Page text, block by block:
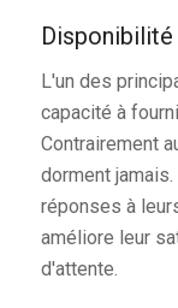
L'un des
capacité à
Contrairement
dorment
réponses à
améliore leur
d'attente.